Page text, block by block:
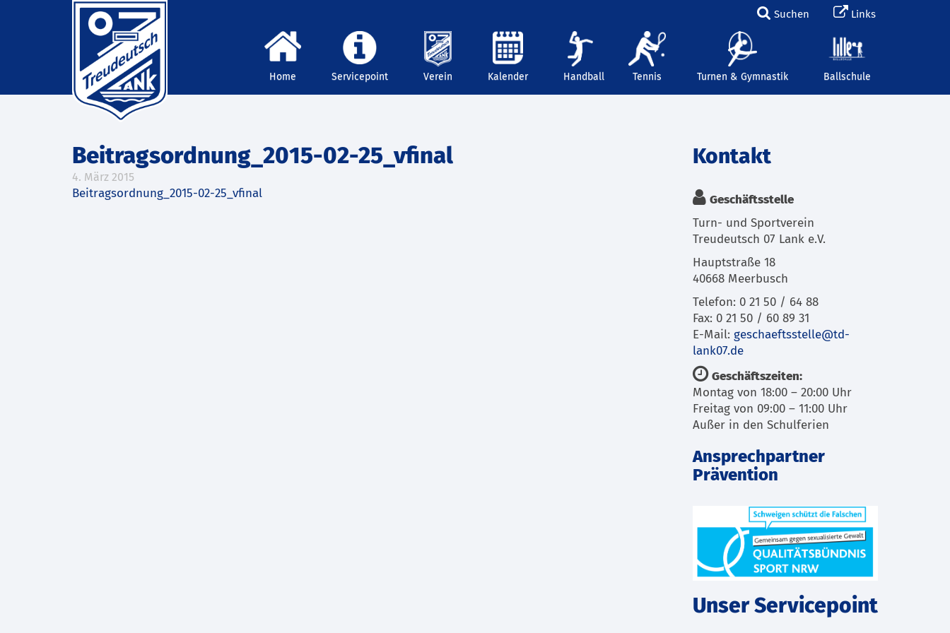
Suchen Links
Home Servicepoint Verein Kalender Handball Tennis Turnen & Gymnastik Ballschule
Beitragsordnung_2015-02-25_vfinal
4. März 2015
Beitragsordnung_2015-02-25_vfinal
Kontakt
Geschäftsstelle
Turn- und Sportverein
Treudeutsch 07 Lank e.V.
Hauptstraße 18
40668 Meerbusch
Telefon: 0 21 50 / 64 88
Fax: 0 21 50 / 60 89 31
E-Mail: geschaeftsstelle@td-
lank07.de
Geschäftszeiten:
Montag von 18:00 – 20:00 Uhr
Freitag von 09:00 – 11:00 Uhr
Außer in den Schulferien
Ansprechpartner
Prävention
Unser Servicepoint